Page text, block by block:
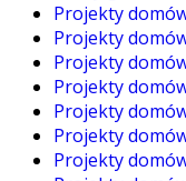
Projekty
Projekty
Projekty
Projekty
Projekty
Projekty
Projekty